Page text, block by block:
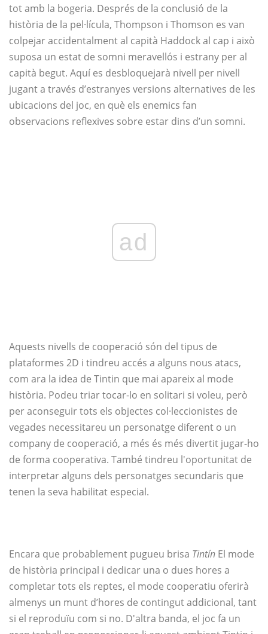
tot amb la bogeria. Després de la conclusió de la
història de la pel·lícula, Thompson i Thomson es van
colpejar accidentalment al capità Haddock al cap i això
suposa un estat de somni meravellós i estrany per al
capità begut. Aquí es desbloquejarà nivell per nivell
jugant a través d’estranyes versions alternatives de les
ubicacions del joc, en què els enemics fan
observacions reflexives sobre estar dins d’un somni.
ad
Aquests nivells de cooperació són del tipus de
plataformes 2D i tindreu accés a alguns nous atacs,
com ara la idea de Tintin que mai apareix al mode
història. Podeu triar tocar-lo en solitari si voleu, però
per aconseguir tots els objectes col·leccionistes de
vegades necessitareu un personatge diferent o un
company de cooperació, a més és més divertit jugar-ho
de forma cooperativa. També tindreu l'oportunitat de
interpretar alguns dels personatges secundaris que
tenen la seva habilitat especial.
Encara que probablement pugueu brisa Tintín El mode
de història principal i dedicar una o dues hores a
completar tots els reptes, el mode cooperatiu oferirà
almenys un munt d’hores de contingut addicional, tant
si el reproduïu com si no. D'altra banda, el joc fa un